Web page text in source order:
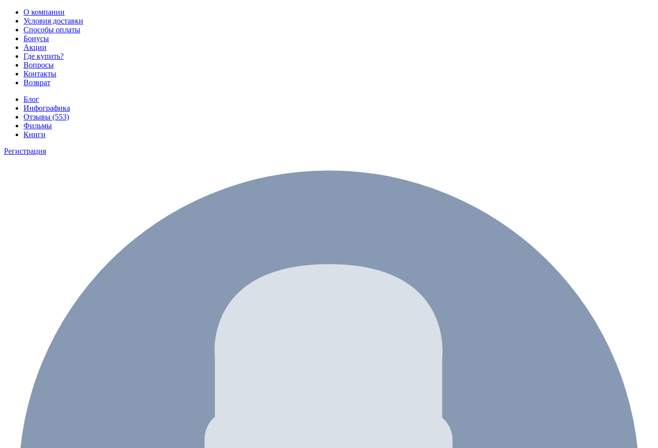
О компании
Условия доставки
Способы оплаты
Бонусы
Акции
Где купить?
Вопросы
Контакты
Возврат
Блог
Инфографика
Отзывы (553)
Фильмы
Книги
Регистрация